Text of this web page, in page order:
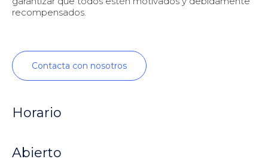
recompensados.
Contacta con nosotros
Horario
Abierto